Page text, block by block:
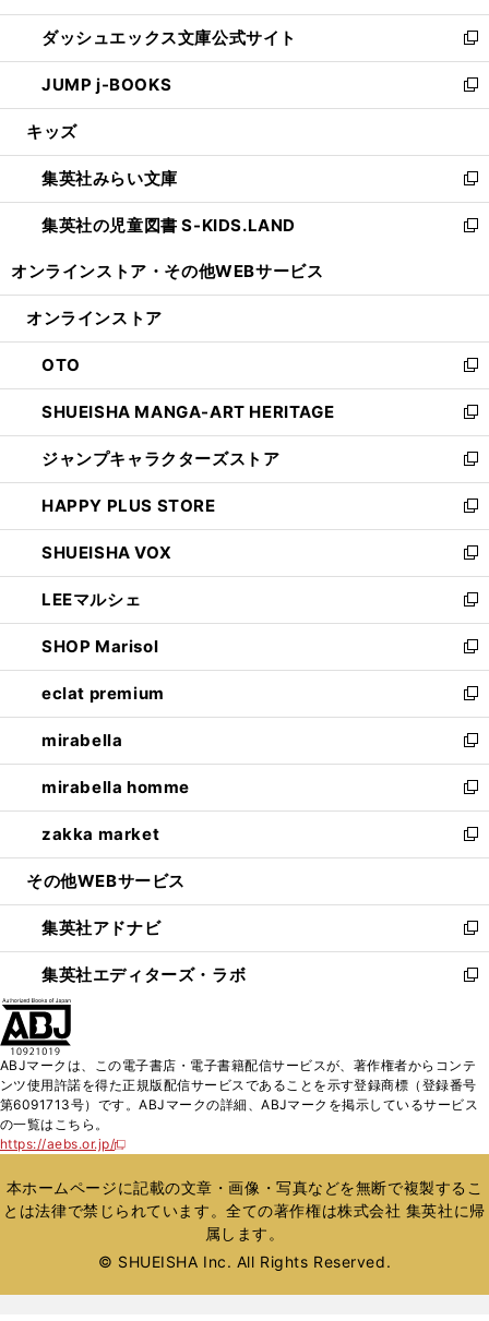
開
く
ン
ド
ウ
で
開
ウ
ィ
ン
ド
ウ
開
く
し
い
ウ
ィ
ン
ウ
で
開
く
ダッシュエックス文庫公式サイト
新
し
い
ウ
ン
ド
ウ
で
JUMP j-BOOKS
新
し
ウ
ィ
ン
ド
開
キッズ
集英社みらい文庫
新
し
い
ン
ウ
で
開
く
集英社の児童図書 S-KIDS.LAND
新
ウ
ン
ド
ウ
で
開
く
オンラインストア・ その他WEBサービス
オンラインストア
OTO
新
し
い
ウ
ィ
ン
ド
ウ
で
開
く
SHUEISHA MANGA-ART HERITAGE
新
し
い
ウ
ィ
ン
ド
ウ
で
開
く
ジャンプキャラクターズストア
新
し
い
ウ
ィ
ン
ド
ウ
で
開
く
HAPPY PLUS STORE
新
し
い
ウ
ィ
ン
ド
ウ
で
開
く
SHUEISHA VOX
新
し
い
ウ
ィ
ン
ド
ウ
で
開
く
LEEマルシェ
新
し
い
ウ
ィ
ン
ド
ウ
で
開
く
SHOP Marisol
新
し
い
ウ
ィ
ン
ド
ウ
で
開
eclat premium
新
し
い
ウ
ィ
ン
ド
ウ
開
く
mirabella
新
し
い
ウ
ィ
ン
ウ
で
開
く
mirabella homme
新
し
い
ウ
ン
ド
ウ
で
zakka market
新
し
ウ
ィ
ン
ド
く
その他WEBサービス
集英社アドナビ
新
し
い
ド
ウ
で
集英社エディターズ・ラボ
新
ィ
ン
ド
開
く
ABJマークは、この電子書店・電子書籍配信サービスが、著作権者からコンテ
ンツ使用許諾を得た正規版配信サービスであることを示す登録商標（登録番号
第6091713号）です。ABJマークの詳細、ABJマークを掲示しているサービス
の一覧はこちら。
https://aebs.or.jp/
新
い
ウ
ィ
ウ
本ホームページに記載の文章・画像・写真などを無断で複製するこ
とは法律で禁じられています。全ての著作権は株式会社 集英社に帰
属します。
© SHUEISHA Inc. All Rights Reserved.